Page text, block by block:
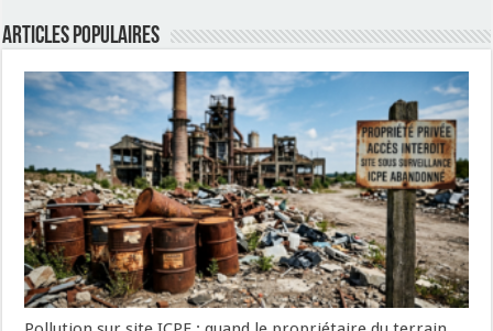
Articles populaires